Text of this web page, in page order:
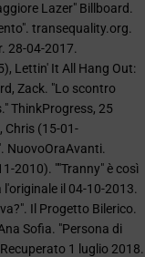
Lazer" Billboard.
transequality.org.
28-04-2017.
Lettin' It All Hang Out:
Zack. "Lo scontro
ThinkProgress, 25
Chris (15-01-
NuovoOraAvanti.
2010). ""Tranny" è così
il 04-10-2013.
Il Progetto Bilerico.
Sofia. "Persona di
1 luglio 2018.